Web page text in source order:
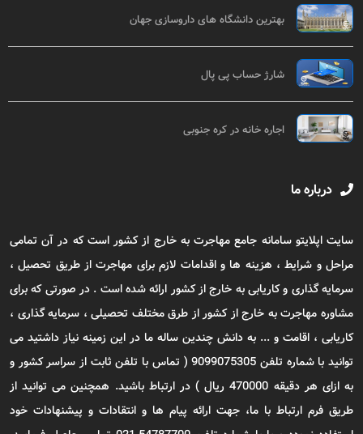
بهترین دانشگاه های داروسازی جهان
شارژ حساب پی پال
اجاره خانه در کره جنوبی
درباره ما
سایت اپلایتو سامانه جامع مهاجرت به خارج از کشور است که در آن تمامی
مراحل و شرایط ، هزینه ها و اقدامات لازم برای مهاجرت از طریق تحصیل ،
سرمایه گذاری و کاریابی به خارج از کشور ارائه شده است . در صورتی که برای
مشاوره مهاجرت به خارج از کشور از طرق مختلف تحصیلی ، سرمایه گذاری ،
کاریابی ، اقامت و ... به دانش چندین ساله ما در این زمینه نیاز داشتید می
توانید با شماره تلفن 9099075305 ( تماس با تلفن ثابت از سراسر کشور و
به ازای هر دقیقه 470000 ریال ) در ارتباط باشید. همچنین می توانید از
طریق فرم ارتباط با ما، جهت ارائه پیام ها و انتقادات و پیشنهادات خود